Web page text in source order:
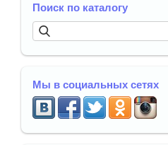
Поиск по каталогу
Мы в социальных сетях